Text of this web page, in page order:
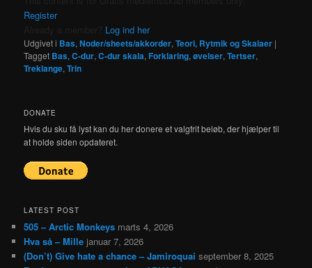
Register
Log ind her
Udgivet i Bas,Noder/sheets/akkorder,Teori, Rytmik og Skalaer |
Tagget Bas,C-dur,C-dur skala,Forklaring,øvelser,Tertser,
Treklange,Trin
DONATE
Hvis du sku få lyst kan du her donere et valgfrit beløb, der hjælper til
at holde siden opdateret.
LATEST POST
505 – Arctic Monkeys marts 4, 2026
Hva så – Mille januar 7, 2026
(Don’t) Give hate a chance – Jamiroquai september 8, 2025